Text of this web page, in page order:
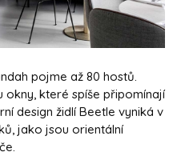
pojme až 80 hostů.
okny, které spíše připomínají
design židlí Beetle vyniká v
jako jsou orientální